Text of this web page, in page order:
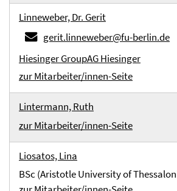
Linneweber, Dr. Gerit
gerit.linneweber@fu-berlin.de
Hiesinger GroupAG Hiesinger
zur Mitarbeiter/innen-Seite
Lintermann, Ruth
zur Mitarbeiter/innen-Seite
Liosatos, Lina
BSc (Aristotle University of